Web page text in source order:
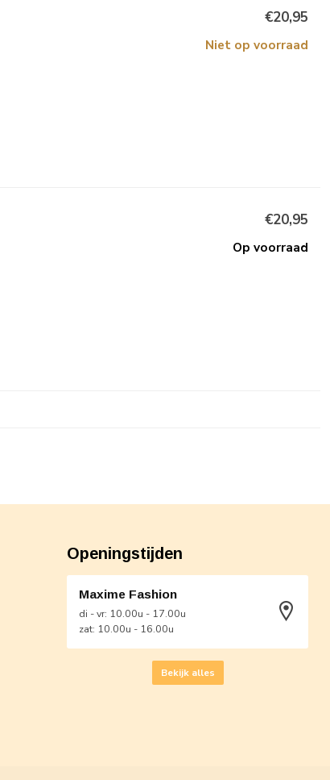
€20,95
Niet op voorraad
€20,95
Op voorraad
Openingstijden
Maxime Fashion
di - vr: 10.00u - 17.00u
zat: 10.00u - 16.00u
Bekijk alles